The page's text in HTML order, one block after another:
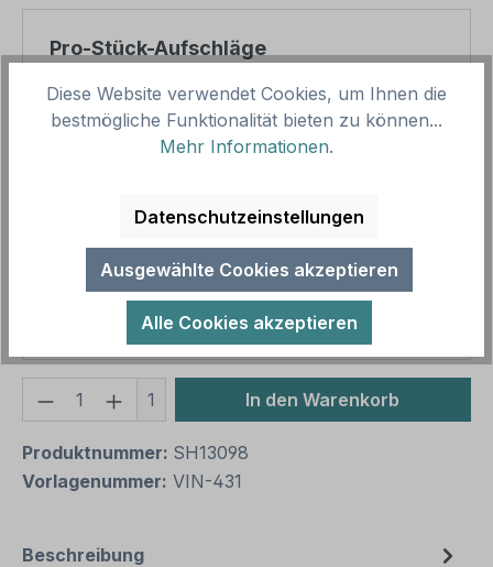
Pro-Stück-Aufschläge
Produktpreis
8,57 €
Zwischensumme
Gesamtpreis
8,57 €
Preise inkl. MwSt. zzgl. Versandkosten
Aufgrund von Neuberechnungen im Warenkorb sind
abweichende Endpreise möglich.
Produkt Anzahl: Gib den
1 In den Warenkorb
Produktnummer: SH13098
Vorlagenummer: VIN-431
Beschreibung
Diese Website verwendet Cookies, um Ihnen die
bestmögliche Funktionalität bieten zu können...
Mehr Informationen.
Datenschutzeinstellungen
Ausgewählte Cookies akzeptieren
Alle Cookies akzeptieren